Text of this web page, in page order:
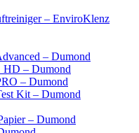
– EnviroKlenz
– Dumond
HD – Dumond
– Dumond
Kit – Dumond
– Dumond